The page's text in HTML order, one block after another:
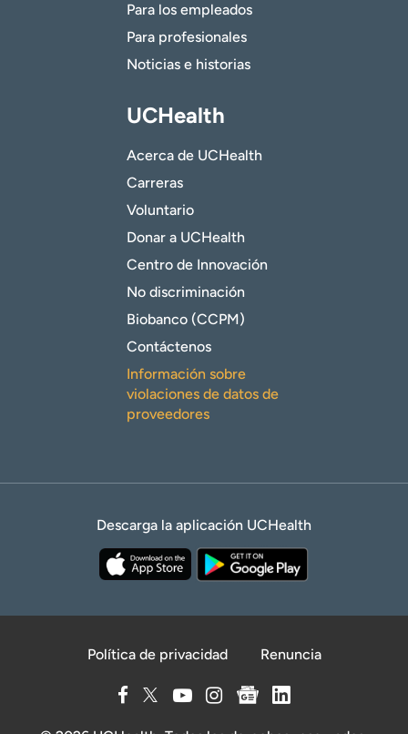
Para los empleados
Para profesionales
Noticias e historias
UCHealth
Acerca de UCHealth
Carreras
Voluntario
Donar a UCHealth
Centro de Innovación
No discriminación
Biobanco (CCPM)
Contáctenos
Información sobre
violaciones de datos de
proveedores
Descarga la aplicación UCHealth
Política de privacidad Renuncia